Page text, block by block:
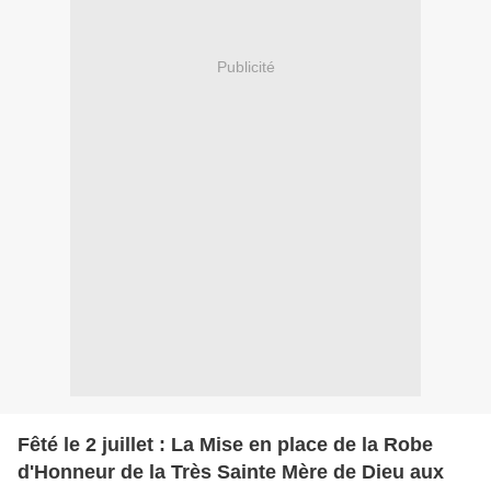
Publicité
Fêté le 2 juillet : La Mise en place de la Robe
d'Honneur de la Très Sainte Mère de Dieu aux